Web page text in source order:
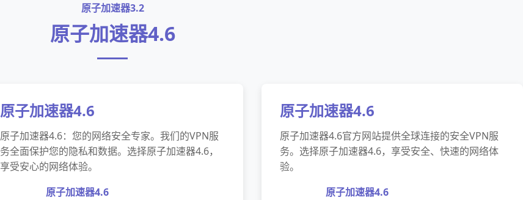
原子加速器3.2
原子加速器4.6
原子加速器4.6
原子加速器4.6：您的网络安全专家。我们的VPN服
务全面保护您的隐私和数据。选择原子加速器4.6，
享受安心的网络体验。
原子加速器4.6
原子加速器4.6
原子加速器4.6官方网站提供全球连接的安全VPN服
务。选择原子加速器4.6，享受安全、快速的网络体
验。
原子加速器4.6